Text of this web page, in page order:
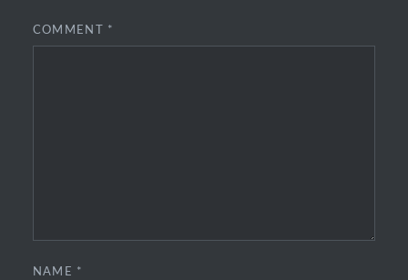
COMMENT *
NAME *